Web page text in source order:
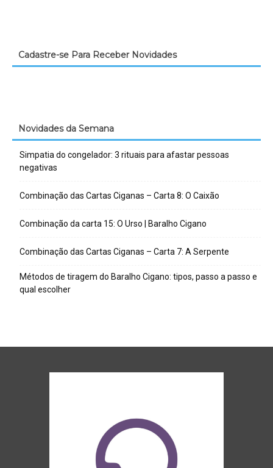
Cadastre-se Para Receber Novidades
Novidades da Semana
Simpatia do congelador: 3 rituais para afastar pessoas
negativas
Combinação das Cartas Ciganas – Carta 8: O Caixão
Combinação da carta 15: O Urso | Baralho Cigano
Combinação das Cartas Ciganas – Carta 7: A Serpente
Métodos de tiragem do Baralho Cigano: tipos, passo a passo e
qual escolher